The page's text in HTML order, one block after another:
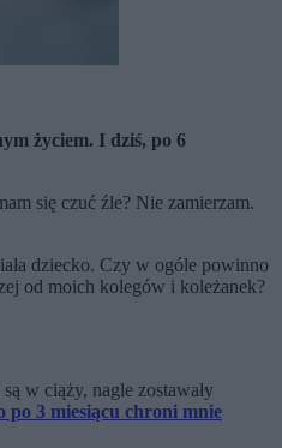
życiem. I dziś, po 6
się czuć źle? Nie zamierzam.
dziecko. Czy w ogóle powinno
od moich kolegów i koleżanek?
w ciąży, nagle zostawały
po 3 miesiącu chroni mnie